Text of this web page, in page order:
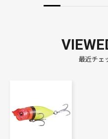
最近チェ